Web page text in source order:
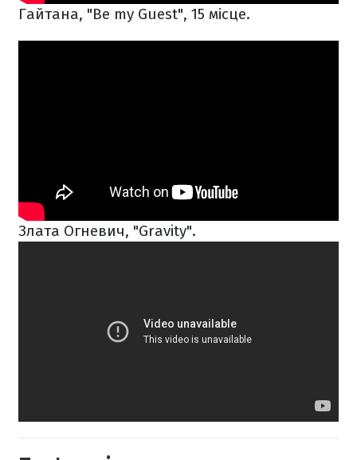
Гайтана, "Be my Guest", 15 місце.
Злата Огневич, "Gravity".